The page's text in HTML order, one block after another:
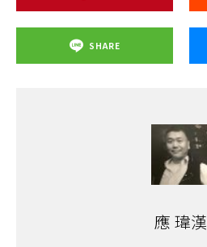
SHARE
應 瑋漢